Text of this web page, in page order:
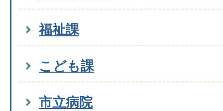
福祉課
こども課
市立病院